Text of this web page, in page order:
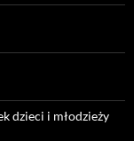
dzieci i młodzieży